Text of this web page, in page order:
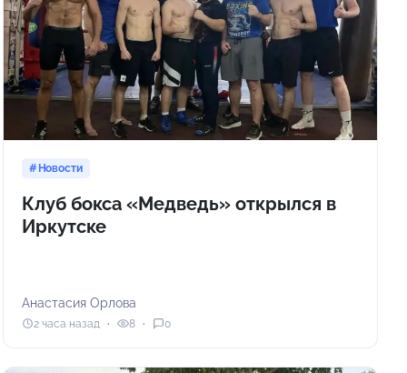
Новости
Клуб бокса «Медведь» открылся в
Иркутске
Анастасия Орлова
2 часа назад 8 0